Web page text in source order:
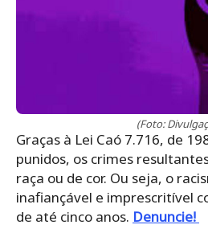
(Foto:
Graças à Lei Caó 7.716, de
punidos, os crimes
raça ou de cor. Ou seja, o
inafiançável e imprescritível
de até cinco anos. Denuncie!